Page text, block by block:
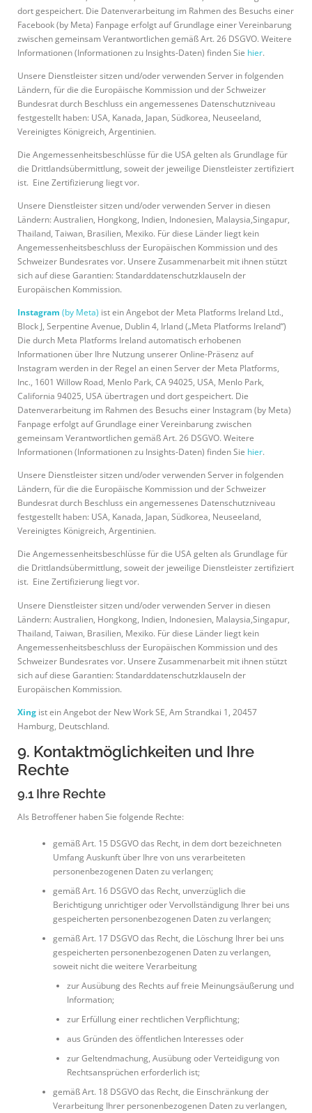
dort gespeichert. Die Datenverarbeitung im Rahmen des Besuchs einer
Facebook (by Meta) Fanpage erfolgt auf Grundlage einer Vereinbarung
zwischen gemeinsam Verantwortlichen gemäß Art. 26 DSGVO. Weitere
Informationen (Informationen zu Insights-Daten) finden Sie hier.
Unsere Dienstleister sitzen und/oder verwenden Server in folgenden
Ländern, für die die Europäische Kommission und der Schweizer
Bundesrat durch Beschluss ein angemessenes Datenschutzniveau
festgestellt haben: USA, Kanada, Japan, Südkorea, Neuseeland,
Vereinigtes Königreich, Argentinien.
Die Angemessenheitsbeschlüsse für die USA gelten als Grundlage für
die Drittlandsübermittlung, soweit der jeweilige Dienstleister zertifiziert
ist. Eine Zertifizierung liegt vor.
Unsere Dienstleister sitzen und/oder verwenden Server in diesen
Ländern: Australien, Hongkong, Indien, Indonesien, Malaysia,Singapur,
Thailand, Taiwan, Brasilien, Mexiko. Für diese Länder liegt kein
Angemessenheitsbeschluss der Europäischen Kommission und des
Schweizer Bundesrates vor. Unsere Zusammenarbeit mit ihnen stützt
sich auf diese Garantien: Standarddatenschutzklauseln der
Europäischen Kommission.
Instagram (by Meta) ist ein Angebot der Meta Platforms Ireland Ltd.,
Block J, Serpentine Avenue, Dublin 4, Irland („Meta Platforms Ireland“)
Die durch Meta Platforms Ireland automatisch erhobenen
Informationen über Ihre Nutzung unserer Online-Präsenz auf
Instagram werden in der Regel an einen Server der Meta Platforms,
Inc., 1601 Willow Road, Menlo Park, CA 94025, USA, Menlo Park,
California 94025, USA übertragen und dort gespeichert. Die
Datenverarbeitung im Rahmen des Besuchs einer Instagram (by Meta)
Fanpage erfolgt auf Grundlage einer Vereinbarung zwischen
gemeinsam Verantwortlichen gemäß Art. 26 DSGVO. Weitere
Informationen (Informationen zu Insights-Daten) finden Sie hier.
Unsere Dienstleister sitzen und/oder verwenden Server in folgenden
Ländern, für die die Europäische Kommission und der Schweizer
Bundesrat durch Beschluss ein angemessenes Datenschutzniveau
festgestellt haben: USA, Kanada, Japan, Südkorea, Neuseeland,
Vereinigtes Königreich, Argentinien.
Die Angemessenheitsbeschlüsse für die USA gelten als Grundlage für
die Drittlandsübermittlung, soweit der jeweilige Dienstleister zertifiziert
ist. Eine Zertifizierung liegt vor.
Unsere Dienstleister sitzen und/oder verwenden Server in diesen
Ländern: Australien, Hongkong, Indien, Indonesien, Malaysia,Singapur,
Thailand, Taiwan, Brasilien, Mexiko. Für diese Länder liegt kein
Angemessenheitsbeschluss der Europäischen Kommission und des
Schweizer Bundesrates vor. Unsere Zusammenarbeit mit ihnen stützt
sich auf diese Garantien: Standarddatenschutzklauseln der
Europäischen Kommission.
Xing ist ein Angebot der New Work SE, Am Strandkai 1, 20457
Hamburg, Deutschland.
9. Kontaktmöglichkeiten und Ihre
Rechte
9.1 Ihre Rechte
Als Betroffener haben Sie folgende Rechte:
gemäß Art. 15 DSGVO das Recht, in dem dort bezeichneten
Umfang Auskunft über Ihre von uns verarbeiteten
personenbezogenen Daten zu verlangen;
gemäß Art. 16 DSGVO das Recht, unverzüglich die
Berichtigung unrichtiger oder Vervollständigung Ihrer bei uns
gespeicherten personenbezogenen Daten zu verlangen;
gemäß Art. 17 DSGVO das Recht, die Löschung Ihrer bei uns
gespeicherten personenbezogenen Daten zu verlangen,
soweit nicht die weitere Verarbeitung
zur Ausübung des Rechts auf freie Meinungsäußerung und
Information;
zur Erfüllung einer rechtlichen Verpflichtung;
aus Gründen des öffentlichen Interesses oder
zur Geltendmachung, Ausübung oder Verteidigung von
Rechtsansprüchen erforderlich ist;
gemäß Art. 18 DSGVO das Recht, die Einschränkung der
Verarbeitung Ihrer personenbezogenen Daten zu verlangen,